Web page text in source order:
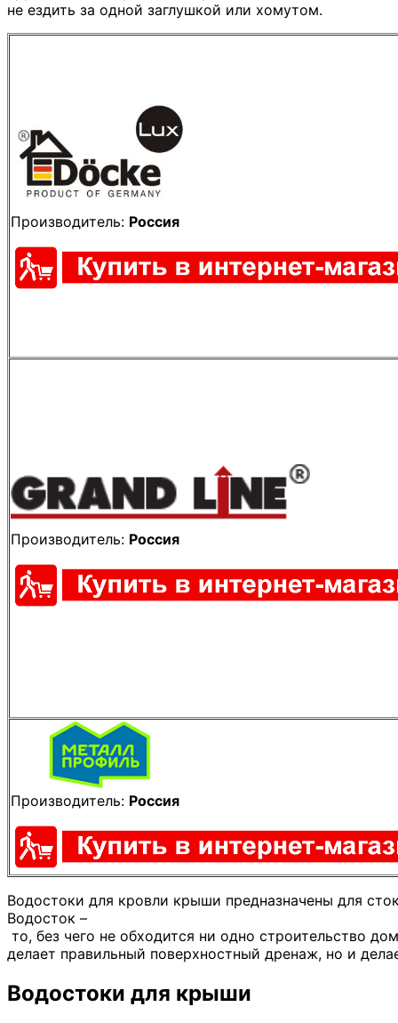
не ездить за одной заглушкой или хомутом.
Производитель: Россия
Производитель: Россия
Производитель: Россия
Водостоки для кровли крыши предназначены для
Водосток –
то, без чего не обходится ни одно строительство
делает правильный поверхностный дренаж, но и
Водостоки для крыши